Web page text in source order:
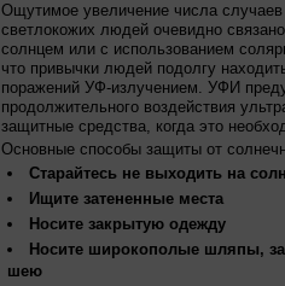
Ощутимое увеличение числа
светлокожих людей очевидно
солнцем или с использованием
что привычки людей подолгу
поражений УФ-излучением. УФИ
продолжительного воздействия
защитные средства, когда это
Основные способы защиты от
Старайтесь не выходить на
Ищите затененные места
Носите закрытую одежду
Носите широкополые шляпы,
шею